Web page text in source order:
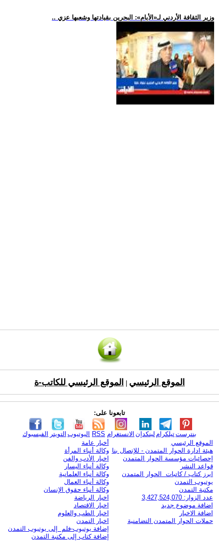
.. وزير الثقافة الأردني لـ«الأيام»: البحرين بقيادتها وشعبها عزي
الموقع الرئيسي الموقع الرئيسي للكاتب-ة
تابعونا على:
الفيسبوك التويتر اليوتيوب RSS الانستغرام لينكدإن تيلكرامبنترست
الموقع الرئيسي
هيئة ادارة الحوار المتمدن - للإتصال بنا
إحصائيات مؤسسة الحوار المتمدن
قواعد النشر
ابرز كتاب / كاتبات الحوار المتمدن
يوتيوب التمدن
مكتبة التمدن
عدد الزوار: 3,427,524,070
اضافة موضوع جديد
اضافة الاخبار
حملات الحوار المتمدن التضامنية
أخبار عامة
وكالة أنباء المرأة
اخبار الأدب والفن
وكالة أنباء اليسار
وكالة أنباء العلمانية
وكالة أنباء العمال
وكالة أنباء حقوق الإنسان
اخبار الرياضة
اخبار الاقتصاد
اخبار الطب والعلوم
اخبار التمدن
إضافة يوتيوب-فلم إلى يوتيوب التمدن
إضافة كتاب إلى مكتبة التمدن